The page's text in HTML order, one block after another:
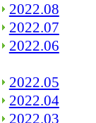
2022.08
2022.07
2022.06
2022.05
2022.04
2022.03